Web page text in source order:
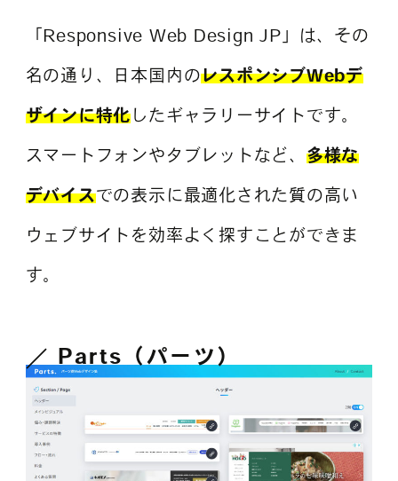
「Responsive Web Design JP」は、その
名の通り、日本国内のレスポンシブWebデ
ザインに特化 したギャラリーサイトです。
スマートフォンやタブレットなど、 多様な
デバイスでの表示に最適化された質の高い
ウェブサイトを効率よく探すことができま
す。
Parts（パーツ）